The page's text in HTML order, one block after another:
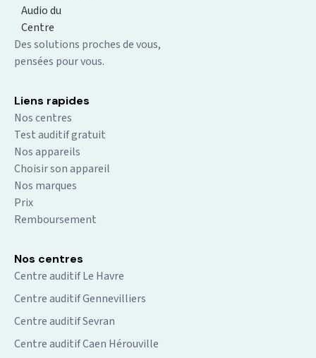
Des solutions proches de vous,
pensées pour vous.
Liens rapides
Nos centres
Test auditif gratuit
Nos appareils
Choisir son appareil
Nos marques
Prix
Remboursement
Nos centres
Centre auditif Le Havre
Centre auditif Gennevilliers
Centre auditif Sevran
Centre auditif Caen Hérouville